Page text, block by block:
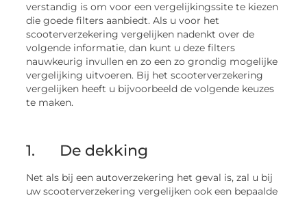
verstandig is om voor een vergelijkingssite te kiezen
die goede filters aanbiedt. Als u voor het
scooterverzekering vergelijken nadenkt over de
volgende informatie, dan kunt u deze filters
nauwkeurig invullen en zo een zo grondig mogelijke
vergelijking uitvoeren. Bij het scooterverzekering
vergelijken heeft u bijvoorbeeld de volgende keuzes
te maken.
1. De dekking
Net als bij een autoverzekering het geval is, zal u bij
uw scooterverzekering vergelijken ook een bepaalde